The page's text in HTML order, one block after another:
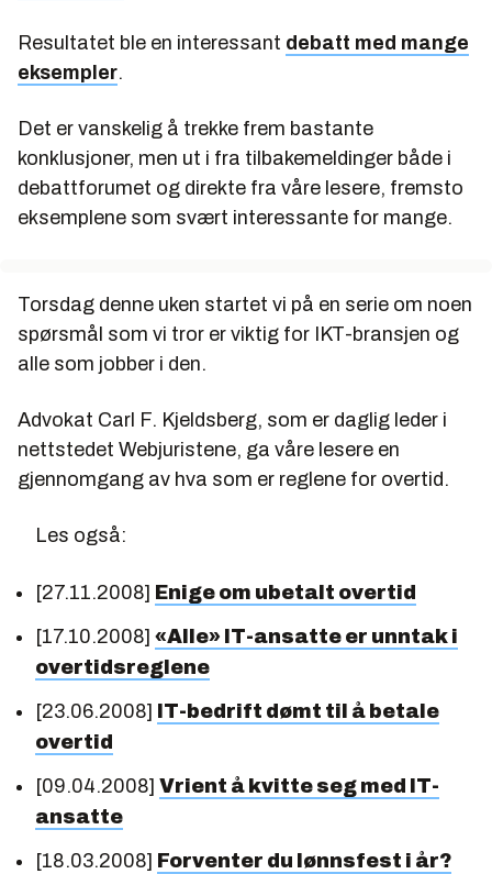
Resultatet ble en interessant debatt med mange
eksempler.
Det er vanskelig å trekke frem bastante
konklusjoner, men ut i fra tilbakemeldinger både i
debattforumet og direkte fra våre lesere, fremsto
eksemplene som svært interessante for mange.
Torsdag denne uken startet vi på en serie om noen
spørsmål som vi tror er viktig for IKT-bransjen og
alle som jobber i den.
Advokat Carl F. Kjeldsberg, som er daglig leder i
nettstedet Webjuristene, ga våre lesere en
gjennomgang av hva som er reglene for overtid.
Les også:
[27.11.2008] Enige om ubetalt overtid
[17.10.2008] «Alle» IT-ansatte er unntak i
overtidsreglene
[23.06.2008]
IT-bedrift dømt til å betale
overtid
[09.04.2008] Vrient å kvitte seg med IT-
ansatte
[18.03.2008] Forventer du lønnsfest i år?